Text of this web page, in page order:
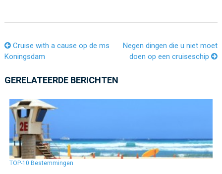
Cruise with a cause op de ms
Koningsdam
Negen dingen die u niet moet
doen op een cruiseschip
GERELATEERDE BERICHTEN
TOP-10 Bestemmingen